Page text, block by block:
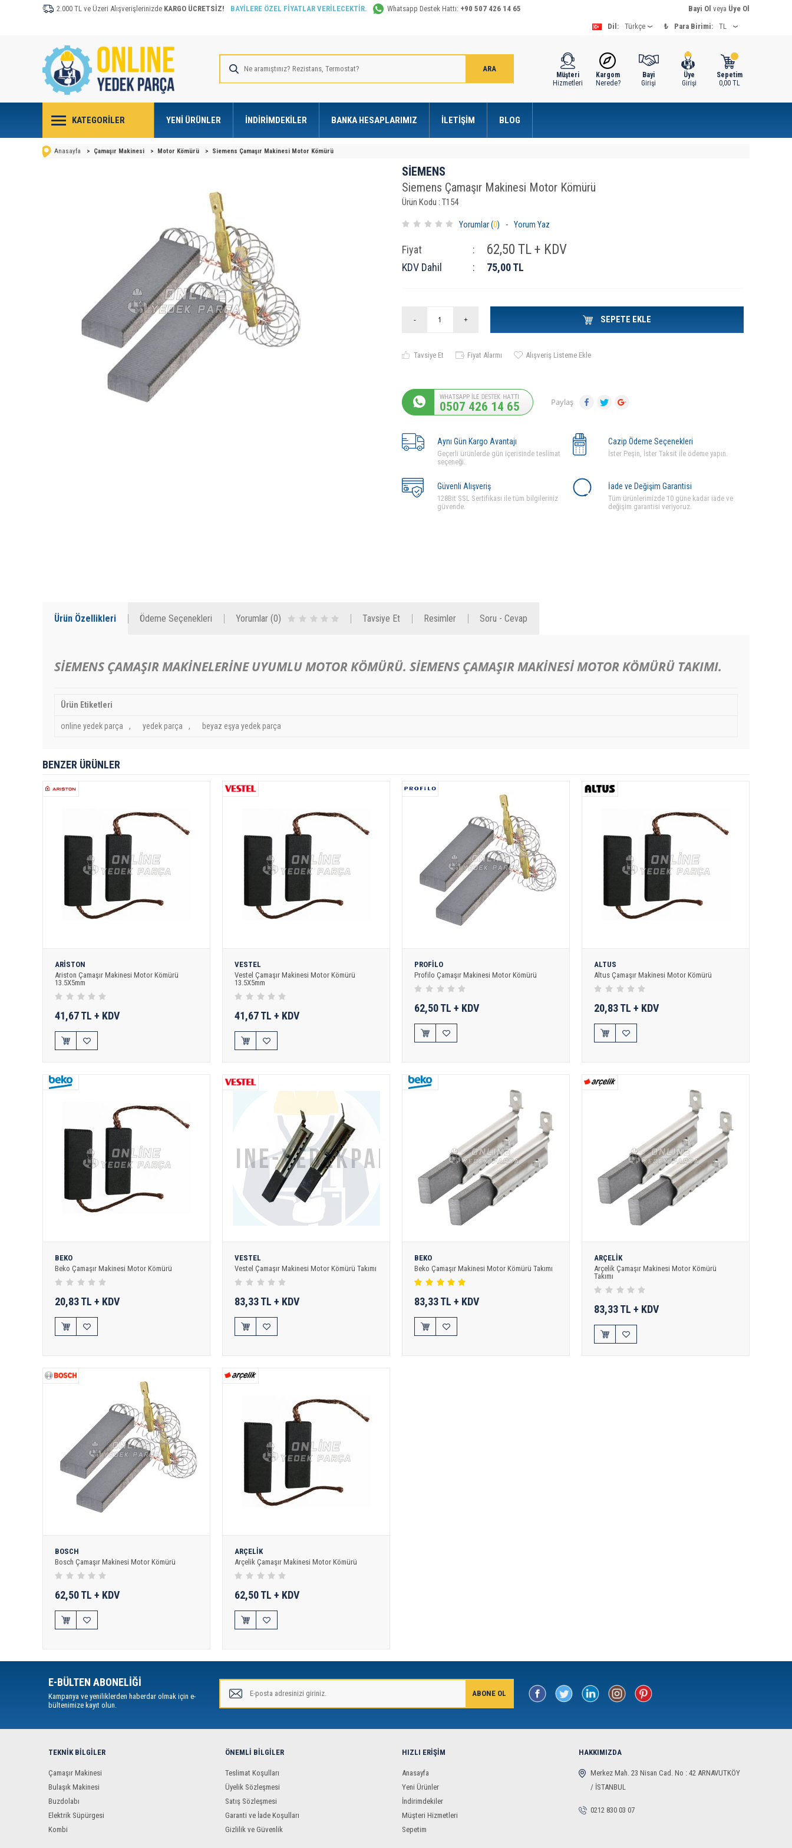
2.000 TL ve Üzeri Alışverişlerinizde KARGO ÜCRETSİZ! BAYİLERE ÖZEL FİYATLAR VERİLECEKTİR. Whatsapp Destek Hattı: +90 507 426 14 65 Bayi Ol veya Üye Ol
Dil:
₺ Para Birimi:
Sepetim
0,00TL
Üye
Girişi
Bayi
Girişi
Kargom
Nerede?
Müşteri
Hizmetleri
KATEGORILER YENI ÜRÜNLER İNDIRIMDEKILER BANKA HESAPLARIMIZ İLETIŞIM BLOG
Anasayfa > Çamaşır Makinesi > Motor Kömürü > Siemens Çamaşır Makinesi Motor Kömürü
SİEMENS
Siemens Çamaşır Makinesi Motor Kömürü
Ürün Kodu : T154
Yorumlar (0) - Yorum Yaz
Fiyat : 62,50 TL + KDV
KDV Dahil : 75,00TL
- + SEPETE EKLE
Tavsiye Et Fiyat Alarmı Alışveriş Listeme Ekle
0507 426 14 65 Paylaş
Aynı Gün Kargo Avantajı
Geçerli ürünlerde gün içerisinde teslimat
seçeneği.
Cazip Ödeme Seçenekleri
İster Peşin, İster Taksit ile ödeme yapın.
Güvenli Alışveriş
128Bit SSL Sertifikası ile tüm bilgileriniz
güvende.
İade ve Değişim Garantisi
Tüm ürünlerimizde 10 güne kadar iade ve
değişim garantisi veriyoruz.
Ürün Özellikleri Ödeme Seçenekleri Yorumlar (0) Tavsiye Et Resimler Soru - Cevap
SİEMENS ÇAMAŞIR MAKİNELERİNE UYUMLU MOTOR KÖMÜRÜ. SİEMENS ÇAMAŞIR MAKİNESİ MOTOR KÖMÜRÜ TAKIMI.
Ürün Etiketleri
online yedek parça , yedek parça , beyaz eşya yedek parça
BENZER ÜRÜNLER
ARİSTON
Ariston Çamaşır Makinesi Motor Kömürü
13.5X5mm
41,67 TL + KDV
VESTEL
Vestel Çamaşır Makinesi Motor Kömürü
13.5X5mm
41,67 TL + KDV
PROFİLO
Profilo Çamaşır Makinesi Motor Kömürü
62,50 TL + KDV
ALTUS
Altus Çamaşır Makinesi Motor Kömürü
20,83 TL + KDV
BEKO
Beko Çamaşır Makinesi Motor Kömürü
20,83 TL + KDV
VESTEL
Vestel Çamaşır Makinesi Motor Kömürü Takımı
83,33 TL + KDV
BEKO
Beko Çamaşır Makinesi Motor Kömürü Takımı
83,33 TL + KDV
ARÇELİK
Arçelik Çamaşır Makinesi Motor Kömürü
Takımı
83,33 TL + KDV
BOSCH
Bosch Çamaşır Makinesi Motor Kömürü
62,50 TL + KDV
ARÇELİK
Arçelik Çamaşır Makinesi Motor Kömürü
62,50 TL + KDV
E-BÜLTEN ABONELİĞİ
Kampanya ve yeniliklerden haberdar olmak için e-
bültenimize kayıt olun.
TEKNIK BILGILER
Çamaşır Makinesi
Bulaşık Makinesi
Buzdolabı
Elektrik Süpürgesi
Kombi
ÖNEMLI BILGILER
Teslimat Koşulları
Üyelik Sözleşmesi
Satış Sözleşmesi
Garanti ve İade Koşulları
Gizlilik ve Güvenlik
HIZLI ERIŞIM
Anasayfa
Yeni Ürünler
İndirimdekiler
Müşteri Hizmetleri
Sepetim
HAKKIMIZDA
Merkez Mah. 23 Nisan Cad. No : 42 ARNAVUTKÖY
/ İSTANBUL
0212 830 03 07